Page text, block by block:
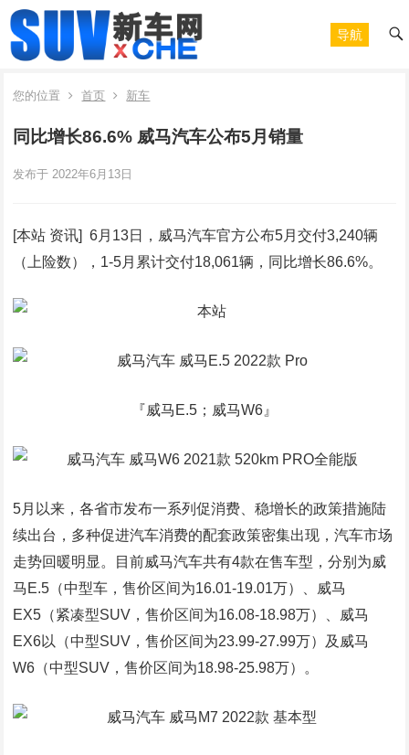
导航
您的位置 首页 新车
同比增长86.6% 威马汽车公布5月销量
发布于 2022年6月13日
[本站 资讯] 6月13日，威马汽车官方公布5月交付3,240辆
（上险数），1-5月累计交付18,061辆，同比增长86.6%。
『威马E.5；威马W6』
5月以来，各省市发布一系列促消费、稳增长的政策措施陆
续出台，多种促进汽车消费的配套政策密集出现，汽车市场
走势回暖明显。目前威马汽车共有4款在售车型，分别为威
马E.5（中型车，售价区间为16.01-19.01万）、威马
EX5（紧凑型SUV，售价区间为16.08-18.98万）、威马
EX6以（中型SUV，售价区间为23.99-27.99万）及威马
W6（中型SUV，售价区间为18.98-25.98万）。